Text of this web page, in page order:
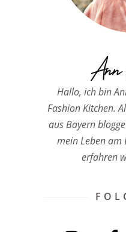
Hallo, ich bin
Fashion Kitchen.
aus Bayern
mein Leben am
erfahren